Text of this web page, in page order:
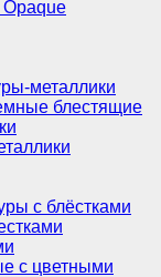
металлики
блестящие
с блёстками
с цветными